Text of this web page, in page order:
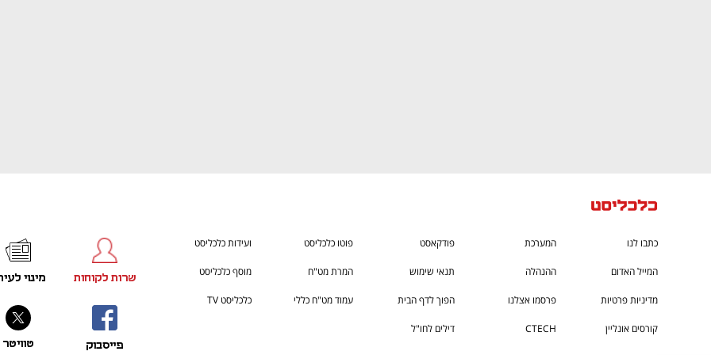
כתבו לנו המערכת פודקאסט פוטו כלכליסט ועידות כלכליסט
המייל האדום ההנהלה תנאי שימוש המרת מט"ח מוסף כלכליסט
מדיניות פרטיות פרסמו אצלנו הפוך לדף הבית עמוד מט"ח כללי כלכליסט TV
קורסים אונליין CTECH
דילים לחו"ל
פייסבוק
שרות לקוחות
טוויטר
מינוי